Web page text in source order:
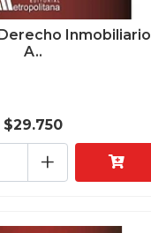
Inmobiliario
A..
$29.750
+